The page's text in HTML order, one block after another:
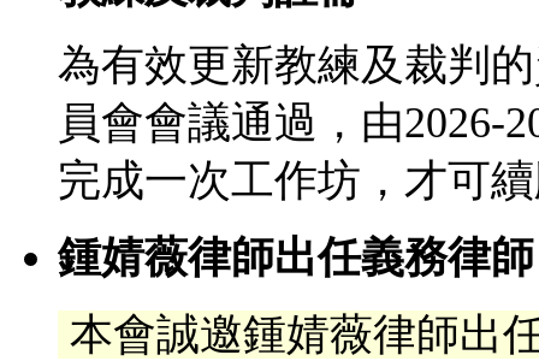
為有效更新教練及裁判
員會會議通過，由2026-
完成一次工作坊，才可
鍾婧薇律師出任義務律師
本會誠邀鍾婧薇律師出